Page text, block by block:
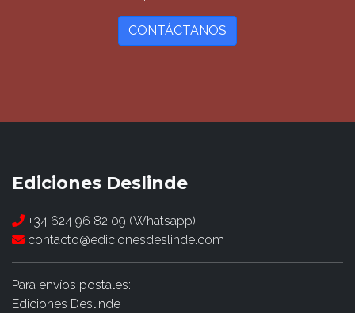
CONTÁCTANOS
Ediciones Deslinde
+34 624 96 82 09 (Whatsapp)
contacto@edicionesdeslinde.com
Para envíos postales:
Ediciones Deslinde